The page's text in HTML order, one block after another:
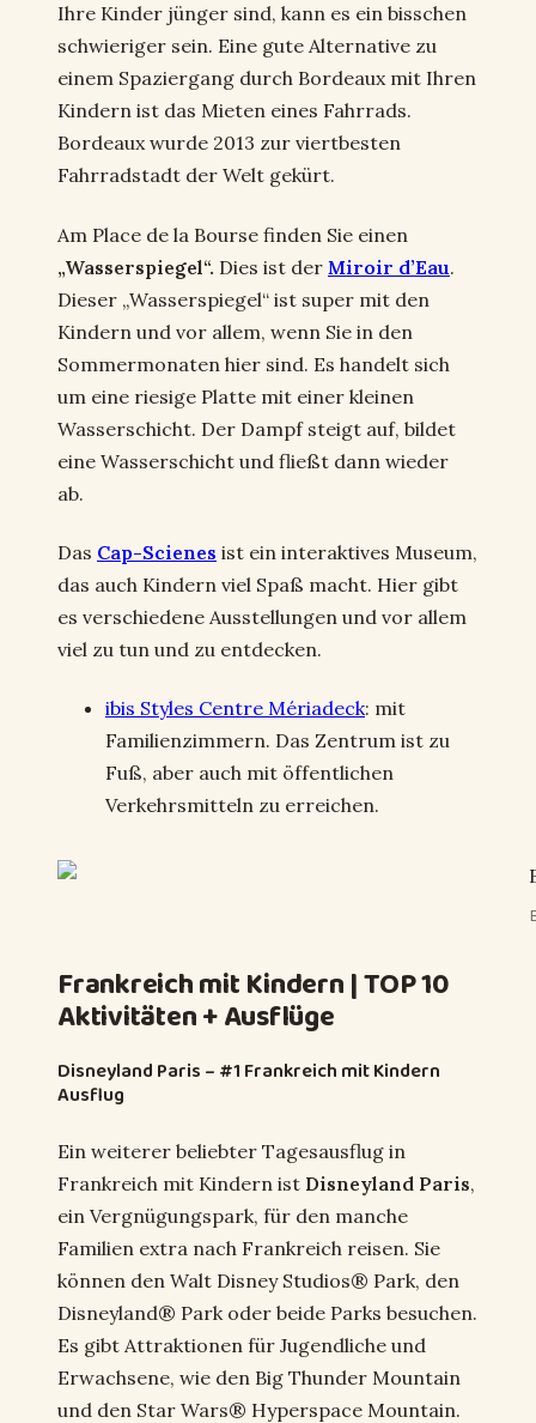
Ihre Kinder jünger sind, kann es ein bisschen
schwieriger sein. Eine gute Alternative zu
einem Spaziergang durch Bordeaux mit Ihren
Kindern ist das Mieten eines Fahrrads.
Bordeaux wurde 2013 zur viertbesten
Fahrradstadt der Welt gekürt.
Am Place de la Bourse finden Sie einen
„Wasserspiegel“. Dies ist der Miroir d’Eau.
Dieser „Wasserspiegel“ ist super mit den
Kindern und vor allem, wenn Sie in den
Sommermonaten hier sind. Es handelt sich
um eine riesige Platte mit einer kleinen
Wasserschicht. Der Dampf steigt auf, bildet
eine Wasserschicht und fließt dann wieder
ab.
Das Cap-Scienes ist ein interaktives Museum,
das auch Kindern viel Spaß macht. Hier gibt
es verschiedene Ausstellungen und vor allem
viel zu tun und zu entdecken.
ibis Styles Centre Mériadeck: mit
Familienzimmern. Das Zentrum ist zu
Fuß, aber auch mit öffentlichen
Verkehrsmitteln zu erreichen.
Frankreich mit Kindern | TOP 10
Aktivitäten + Ausflüge
Disneyland Paris – #1 Frankreich mit Kindern
Ausflug
Ein weiterer beliebter Tagesausflug in
Frankreich mit Kindern ist Disneyland Paris,
ein Vergnügungspark, für den manche
Familien extra nach Frankreich reisen. Sie
können den Walt Disney Studios® Park, den
Disneyland® Park oder beide Parks besuchen.
Es gibt Attraktionen für Jugendliche und
Erwachsene, wie den Big Thunder Mountain
und den Star Wars® Hyperspace Mountain.